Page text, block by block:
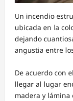
Un incendio
ubicada en la
dejando
angustia entre
De acuerdo con
llegar al lugar
madera y